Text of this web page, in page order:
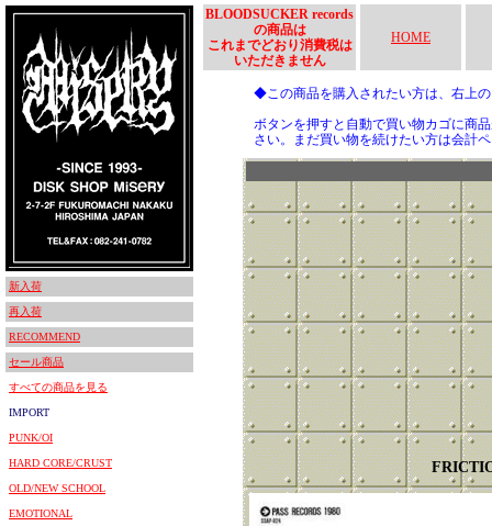
新入荷
再入荷
RECOMMEND
セール商品
すべての商品を見る
IMPORT
PUNK/OI
HARD CORE/CRUST
OLD/NEW SCHOOL
EMOTIONAL
BLOODSUCKER records
の商品は
これまでどおり消費税は
いただきません
HOME
◆この商品を購入されたい方は、右上
ボタンを押すと自動で買い物カゴに商
さい。まだ買い物を続けたい方は会計